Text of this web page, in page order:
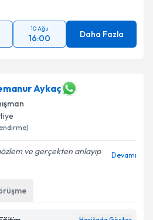
10 Ağu
16:00 Daha Fazla
Aykaç
ve gerçekten anlayıp
Devamı